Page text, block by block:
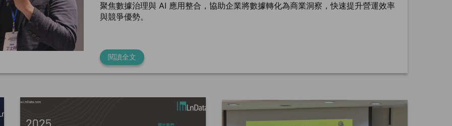
聚焦數據治理與 AI 應用整合，協助企業將數據轉化為商業洞察，快速提升營運效率
與競爭優勢。
閱讀全文